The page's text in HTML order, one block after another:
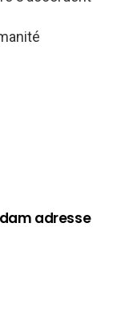
adresse